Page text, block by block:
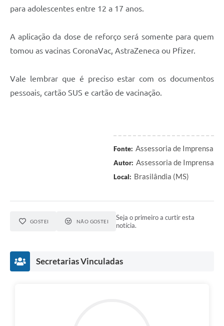
para adolescentes entre 12 a 17 anos.
A aplicação da dose de reforço será somente para quem
tomou as vacinas CoronaVac, AstraZeneca ou Pfizer.
Vale lembrar que é preciso estar com os documentos
pessoais, cartão SUS e cartão de vacinação.
Fonte: Assessoria de Imprensa
Autor: Assessoria de Imprensa
Local: Brasilândia (MS)
GOSTEI NÃO GOSTEI
Seja o primeiro a curtir esta
notícia.
Secretarias Vinculadas